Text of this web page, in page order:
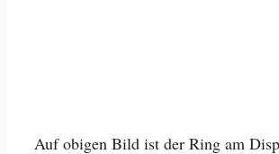
Auf obigen Bild ist der Ring am